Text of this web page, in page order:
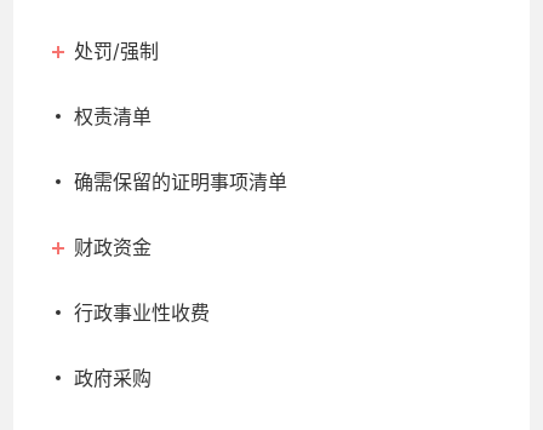
处罚/强制
权责清单
确需保留的证明事项清单
财政资金
行政事业性收费
政府采购